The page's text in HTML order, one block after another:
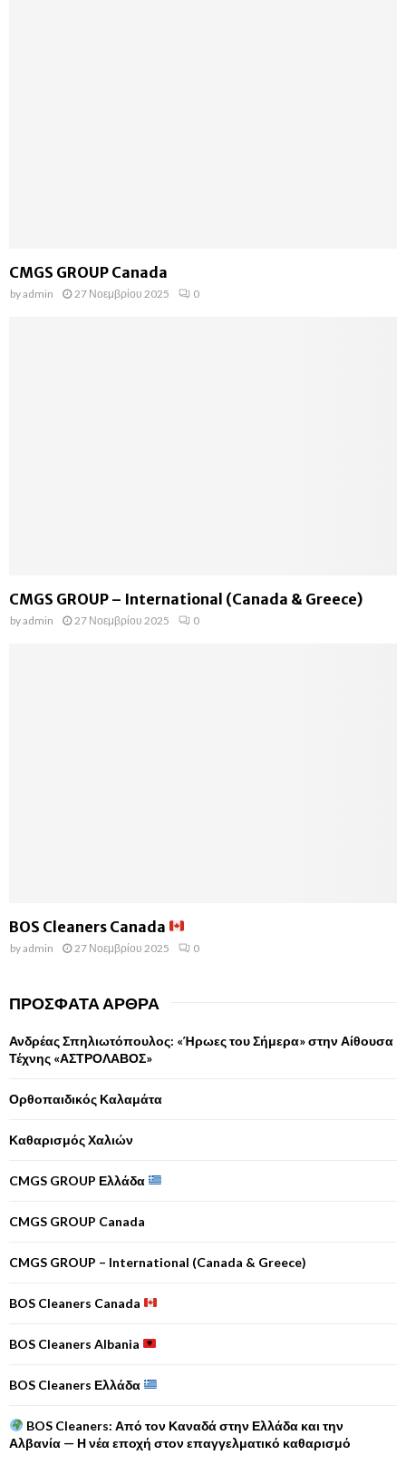
CMGS GROUP Canada
byadmin 27 Νοεμβρίου 2025 0
CMGS GROUP – International (Canada & Greece)
byadmin 27 Νοεμβρίου 2025 0
BOS Cleaners Canada
byadmin 27 Νοεμβρίου 2025 0
ΠΡΌΣΦΑΤΑ ΆΡΘΡΑ
Ανδρέας Σπηλιωτόπουλος: «Ήρωες του Σήμερα» στην Αίθουσα
Τέχνης «ΑΣΤΡΟΛΑΒΟΣ»
Ορθοπαιδικός Καλαμάτα
Καθαρισμός Χαλιών
CMGS GROUP Ελλάδα
CMGS GROUP Canada
CMGS GROUP – International (Canada & Greece)
BOS Cleaners Canada
BOS Cleaners Albania
BOS Cleaners Ελλάδα
BOS Cleaners: Από τον Καναδά στην Ελλάδα και την
Αλβανία — Η νέα εποχή στον επαγγελματικό καθαρισμό